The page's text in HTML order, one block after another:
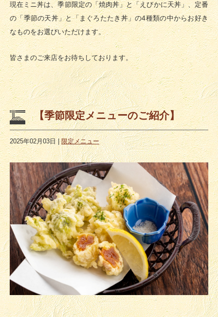
現在ミニ丼は、季節限定の「焼肉丼」と「えびかに天丼」、定番
の「季節の天丼」と「まぐろたたき丼」の4種類の中からお好き
なものをお選びいただけます。
皆さまのご来店をお待ちしております。
【季節限定メニューのご紹介】
2025年02月03日|限定メニュー